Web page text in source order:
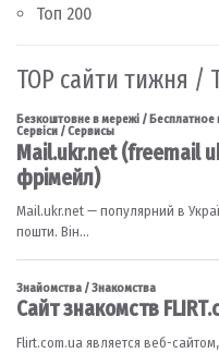
Топ 200
TOP сайти тижня /